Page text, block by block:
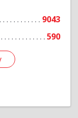
9043
590